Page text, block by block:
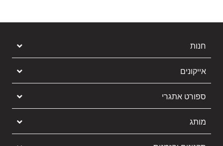
חנות
אייקונים
ספורט אתגרי
מותג